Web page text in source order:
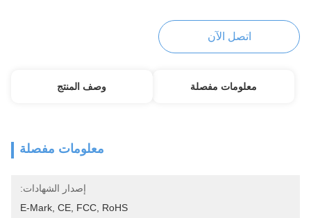
اتصل الآن
معلومات مفصلة وصف المنتج
معلومات مفصلة
إصدار الشهادات:
E-Mark, CE, FCC, RoHS